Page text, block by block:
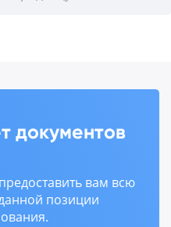
документов
вам всю
позиции